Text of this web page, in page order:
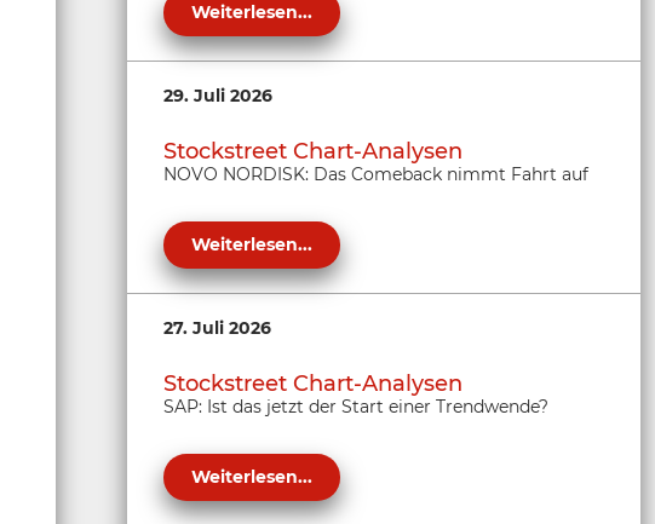
Weiterlesen...
29. Juli 2026
Stockstreet Chart-Analysen
NOVO NORDISK: Das Comeback nimmt Fahrt auf
Weiterlesen...
27. Juli 2026
Stockstreet Chart-Analysen
SAP: Ist das jetzt der Start einer Trendwende?
Weiterlesen...